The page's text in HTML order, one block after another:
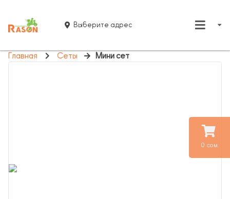
0 сом.
Выберите адрес
Главная Сеты Мини сет